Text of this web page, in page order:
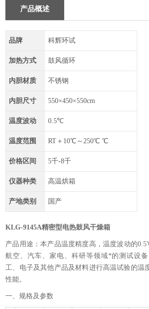
产品概述
品牌 科辉环试
加热方式 鼓风循环
内胆材质 不锈钢
内胆尺寸 550×450×550cm
温度波动 0.5℃
温度范围 RT＋10℃～250℃ ℃
价格区间 5千-8千
仪器种类 高温烘箱
产地类别 国产
KLG-9145A精密型电热鼓风干燥箱
产品用途：本产品温度精度高，温度波动的
航空、汽车、家电、科研等领域*的测试设
工、电子及其他产品及材料进行高温试验的温
性能。
一、规格及参数